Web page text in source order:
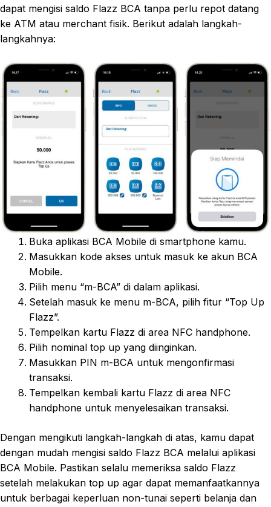
dapat mengisi saldo Flazz BCA tanpa perlu repot datang
ke ATM atau merchant fisik. Berikut adalah langkah-
langkahnya:
Buka aplikasi BCA Mobile di smartphone kamu.
Masukkan kode akses untuk masuk ke akun BCA
Mobile.
Pilih menu “m-BCA” di dalam aplikasi.
Setelah masuk ke menu m-BCA, pilih fitur “Top Up
Flazz”.
Tempelkan kartu Flazz di area NFC handphone.
Pilih nominal top up yang diinginkan.
Masukkan PIN m-BCA untuk mengonfirmasi
transaksi.
Tempelkan kembali kartu Flazz di area NFC
handphone untuk menyelesaikan transaksi.
Dengan mengikuti langkah-langkah di atas, kamu dapat
dengan mudah mengisi saldo Flazz BCA melalui aplikasi
BCA Mobile. Pastikan selalu memeriksa saldo Flazz
setelah melakukan top up agar dapat memanfaatkannya
untuk berbagai keperluan non-tunai seperti belanja dan